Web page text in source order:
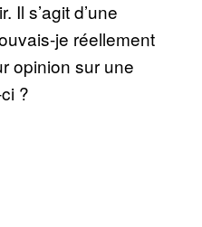
Il s’agit d’une
je réellement
opinion sur une
?